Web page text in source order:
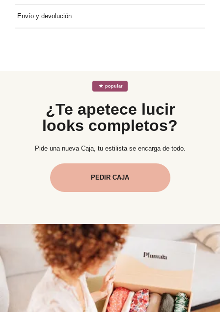
secar en secadora, Planchar a baja temperatura, No lavar en
Envío y devolución
☆ popular
¿Te apetece lucir
looks completos?
Pide una nueva Caja, tu estilista se encarga de todo.
PEDIR CAJA